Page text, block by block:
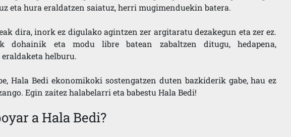
eta hura eraldatzen saiatuz, herri mugimenduekin batera.
dira, inork ez digulako agintzen zer argitaratu dezakegun eta zer ez.
dohainik eta modu libre batean zabaltzen ditugu, hedapena,
helburu.
Hala Bedi ekonomikoki sostengatzen duten bazkiderik gabe, hau ez
Egin zaitez halabelarri eta babestu Hala Bedi!
a Hala Bedi?